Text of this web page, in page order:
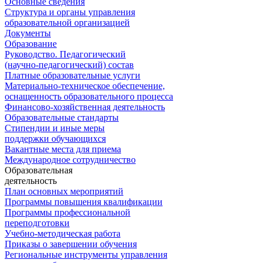
Структура и органы управления
образовательной организацией
Документы
Образование
Руководство. Педагогический
(научно-педагогический) состав
Платные образовательные услуги
Материально-техническое обеспечение,
оснащенность образовательного процесса
Финансово-хозяйственная деятельность
Образовательные стандарты
Стипендии и иные меры
поддержки обучающихся
Вакантные места для приема
Международное сотрудничество
Образовательная
деятельность
План основных мероприятий
Программы повышения квалификации
Программы профессиональной
переподготовки
Учебно-методическая работа
Приказы о завершении обучения
Региональные инструменты управления